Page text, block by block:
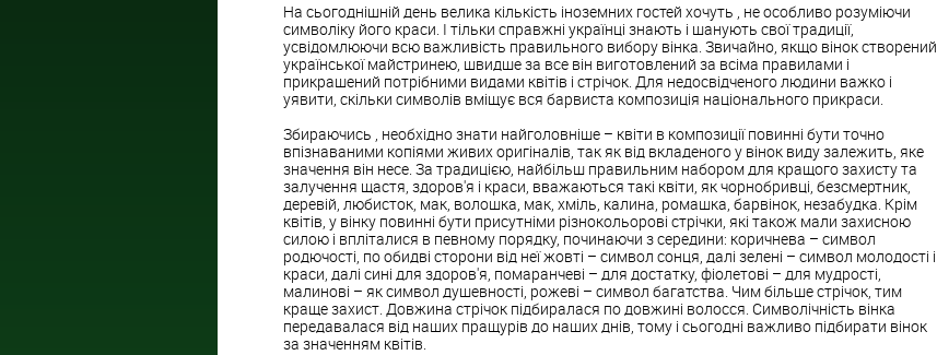
На сьогоднішній день велика кількість іноземних гостей хочуть , не особливо розуміючи
символіку його краси. І тільки справжні українці знають і шанують свої традиції,
усвідомлюючи всю важливість правильного вибору вінка. Звичайно, якщо вінок створений
української майстринею, швидше за все він виготовлений за всіма правилами і
прикрашений потрібними видами квітів і стрічок. Для недосвідченого людини важко і
уявити, скільки символів вміщує вся барвиста композиція національного прикраси.
Збираючись , необхідно знати найголовніше – квіти в композиції повинні бути точно
впізнаваними копіями живих оригіналів, так як від вкладеного у вінок виду залежить, яке
значення він несе. За традицією, найбільш правильним набором для кращого захисту та
залучення щастя, здоров'я і краси, вважаються такі квіти, як чорнобривці, безсмертник,
деревій, любисток, мак, волошка, мак, хміль, калина, ромашка, барвінок, незабудка. Крім
квітів, у вінку повинні бути присутніми різнокольорові стрічки, які також мали захисною
силою і впліталися в певному порядку, починаючи з середини: коричнева – символ
родючості, по обидві сторони від неї жовті – символ сонця, далі зелені – символ молодості і
краси, далі сині для здоров'я, помаранчеві – для достатку, фіолетові – для мудрості,
малинові – як символ душевності, рожеві – символ багатства. Чим більше стрічок, тим
краще захист. Довжина стрічок підбиралася по довжині волосся. Символічність вінка
передавалася від наших пращурів до наших днів, тому і сьогодні важливо підбирати вінок
за значенням квітів.